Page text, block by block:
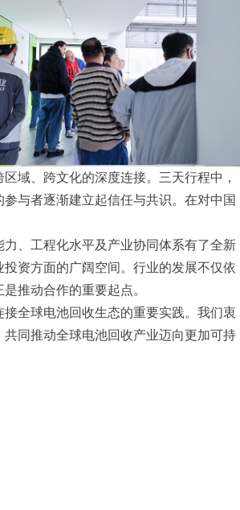
域、跨文化的深度连接。三天行程中，
与者逐渐建立起信任与共识。在对中国
、工程化水平及产业协同体系有了全新
资方面的广阔空间。行业的发展不仅依
推动合作的重要起点。
全球电池回收生态的重要实践。我们衷
同推动全球电池回收产业迈向更加可持